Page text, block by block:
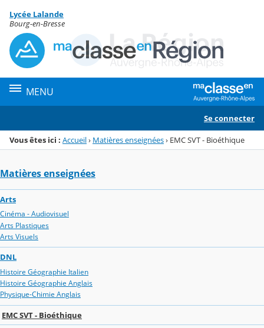
Menu de la rubrique
Contenu
Lycée Lalande
Bourg-en-Bresse
MENU
Se connecter
Vous êtes ici : Accueil› Matières enseignées› EMC SVT - Bioéthique
Matières enseignées
Arts
Cinéma - Audiovisuel
Arts Plastiques
Arts Visuels
DNL
Histoire Géographie Italien
Histoire Géographie Anglais
Physique-Chimie Anglais
EMC SVT - Bioéthique